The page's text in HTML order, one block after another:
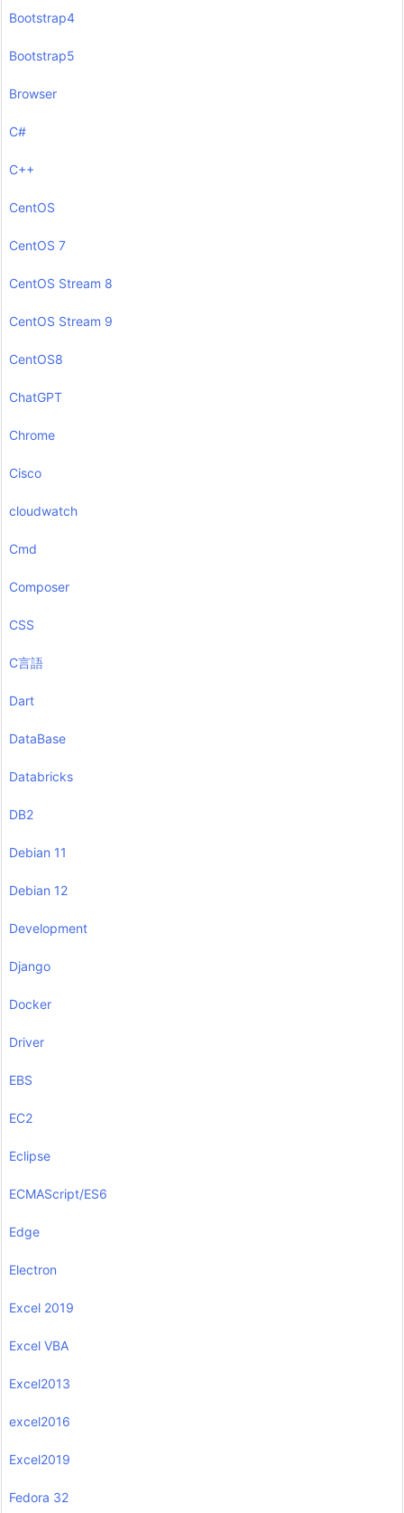
Bootstrap4
Bootstrap5
Browser
C#
C++
CentOS
CentOS 7
CentOS Stream 8
CentOS Stream 9
CentOS8
ChatGPT
Chrome
Cisco
cloudwatch
Cmd
Composer
CSS
C言語
Dart
DataBase
Databricks
DB2
Debian 11
Debian 12
Development
Django
Docker
Driver
EBS
EC2
Eclipse
ECMAScript/ES6
Edge
Electron
Excel 2019
Excel VBA
Excel2013
excel2016
Excel2019
Fedora 32